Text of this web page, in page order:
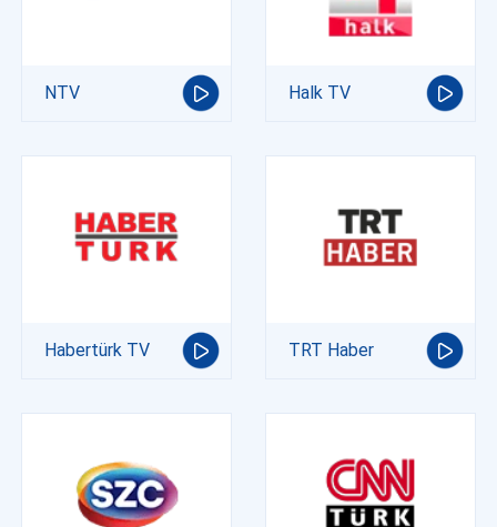
NTV Halk TV
Habertürk TV TRT Haber